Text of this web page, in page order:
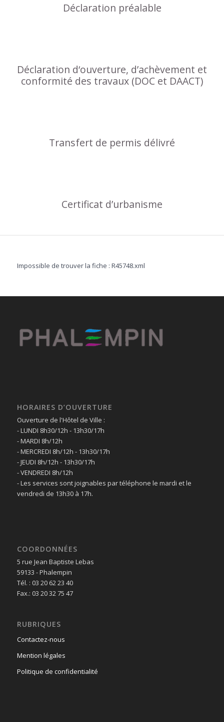
Déclaration préalable
Déclaration d‘ouverture, d’achèvement et
conformité des travaux (DOC et DAACT)
Transfert de permis délivré
Certificat d’urbanisme
Impossible de trouver la fiche : R45748.xml
HORAIRES D’OUVERTURE
Ouverture de l'Hôtel de Ville :
- LUNDI 8h30/12h - 13h30/17h
- MARDI 8h/12h
- MERCREDI 8h/12h - 13h30/17h
- JEUDI 8h/12h - 13h30/17h
- VENDREDI 8h/12h
- Les services sont joignables par téléphone le mardi et le
vendredi de 13h30 à 17h.
COORDONNÉES
5 rue Jean Baptiste Lebas
59133 - Phalempin
Tél. : 03 20 62 23 40
Fax.: 03 20 32 75 47
RUBRIQUES
Contactez-nous
Mention légales
Politique de confidentialité